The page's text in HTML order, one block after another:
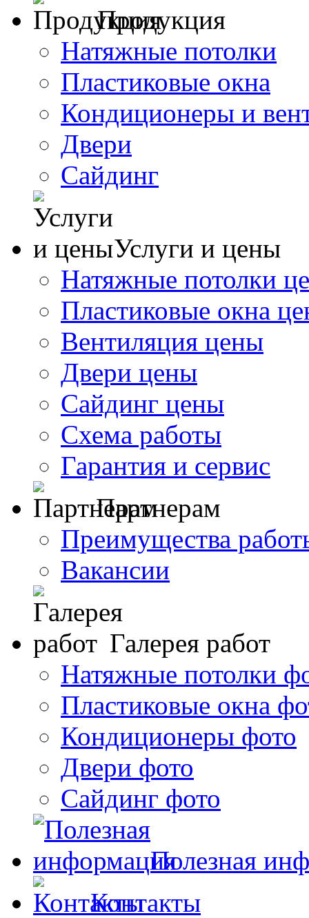
Продукция
Натяжные потолки
Пластиковые окна
Кондиционеры и
Двери
Сайдинг
Услуги и цены
Натяжные потолки
Пластиковые окна
Вентиляция цены
Двери цены
Сайдинг цены
Схема работы
Гарантия и сервис
Партнерам
Преимущества
Вакансии
Галерея работ
Натяжные потолки
Пластиковые окна
Кондиционеры фото
Двери фото
Сайдинг фото
Полезная
Контакты